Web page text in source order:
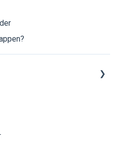
åtkomstnivåer
och Data